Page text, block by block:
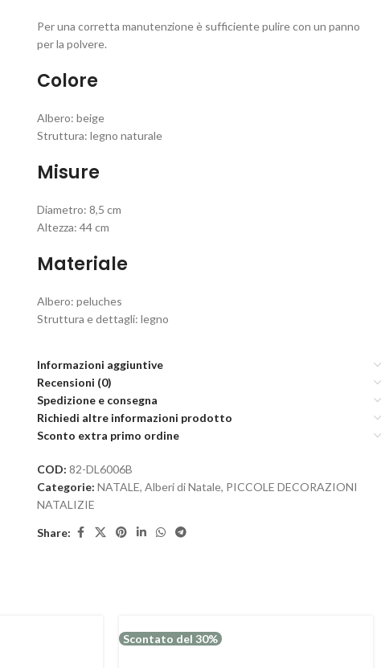
Per una corretta manutenzione è sufficiente pulire con un panno
per la polvere.
Colore
Albero: beige
Struttura: legno naturale
Misure
Diametro: 8,5 cm
Altezza: 44 cm
Materiale
Albero: peluches
Struttura e dettagli: legno
Informazioni aggiuntive
Recensioni (0)
Spedizione e consegna
Richiedi altre informazioni prodotto
Sconto extra primo ordine
COD: 82-DL6006B
Categorie: NATALE, Alberi di Natale, PICCOLE DECORAZIONI
NATALIZIE
Share:
Scontato del 30%